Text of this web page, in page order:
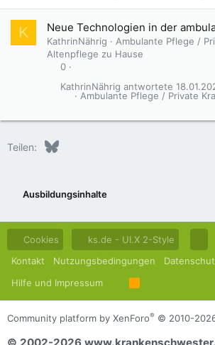
K Neue Technologien in der
KathrinNährig
Ambulante Pflege /
Altenpflege zu Hause
0
Ambulante Pflege / Private
KathrinNährig
Teilen: Bluesky
Ausbildungsinhalte
Cookies ks.de - UI.X 2-Style
Kontakt
Nutzungsbedingungen
Hilfe und Impressum
S
Community platform by XenForo® © 2010-